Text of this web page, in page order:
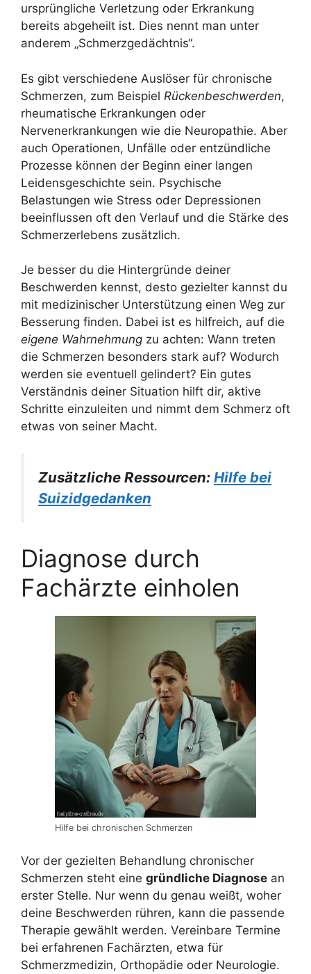
ursprüngliche Verletzung oder Erkrankung
bereits abgeheilt ist. Dies nennt man unter
anderem „Schmerzgedächtnis“.
Es gibt verschiedene Auslöser für chronische
Schmerzen, zum Beispiel Rückenbeschwerden,
rheumatische Erkrankungen oder
Nervenerkrankungen wie die Neuropathie. Aber
auch Operationen, Unfälle oder entzündliche
Prozesse können der Beginn einer langen
Leidensgeschichte sein. Psychische
Belastungen wie Stress oder Depressionen
beeinflussen oft den Verlauf und die Stärke des
Schmerzerlebens zusätzlich.
Je besser du die Hintergründe deiner
Beschwerden kennst, desto gezielter kannst du
mit medizinischer Unterstützung einen Weg zur
Besserung finden. Dabei ist es hilfreich, auf die
eigene Wahrnehmung zu achten: Wann treten
die Schmerzen besonders stark auf? Wodurch
werden sie eventuell gelindert? Ein gutes
Verständnis deiner Situation hilft dir, aktive
Schritte einzuleiten und nimmt dem Schmerz oft
etwas von seiner Macht.
Zusätzliche Ressourcen: Hilfe bei
Suizidgedanken
Diagnose durch
Fachärzte einholen
Hilfe bei chronischen Schmerzen
Vor der gezielten Behandlung chronischer
Schmerzen steht eine gründliche Diagnose an
erster Stelle. Nur wenn du genau weißt, woher
deine Beschwerden rühren, kann die passende
Therapie gewählt werden. Vereinbare Termine
bei erfahrenen Fachärzten, etwa für
Schmerzmedizin, Orthopädie oder Neurologie.